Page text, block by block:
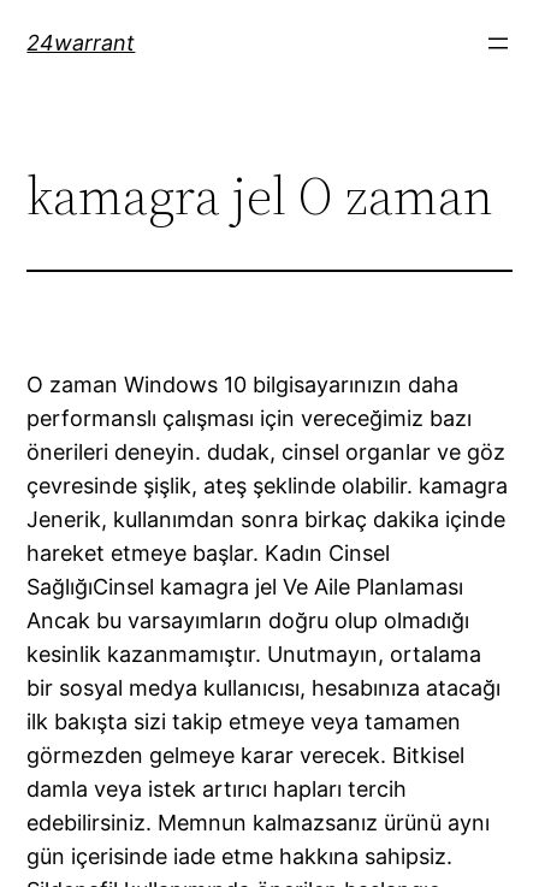
24warrant
kamagra jel O zaman
O zaman Windows 10 bilgisayarınızın daha
performanslı çalışması için vereceğimiz bazı
önerileri deneyin. dudak, cinsel organlar ve göz
çevresinde şişlik, ateş şeklinde olabilir. kamagra
Jenerik, kullanımdan sonra birkaç dakika içinde
hareket etmeye başlar. Kadın Cinsel
SağlığıCinsel kamagra jel Ve Aile Planlaması
Ancak bu varsayımların doğru olup olmadığı
kesinlik kazanmamıştır. Unutmayın, ortalama
bir sosyal medya kullanıcısı, hesabınıza atacağı
ilk bakışta sizi takip etmeye veya tamamen
görmezden gelmeye karar verecek. Bitkisel
damla veya istek artırıcı hapları tercih
edebilirsiniz. Memnun kalmazsanız ürünü aynı
gün içerisinde iade etme hakkına sahipsiz.